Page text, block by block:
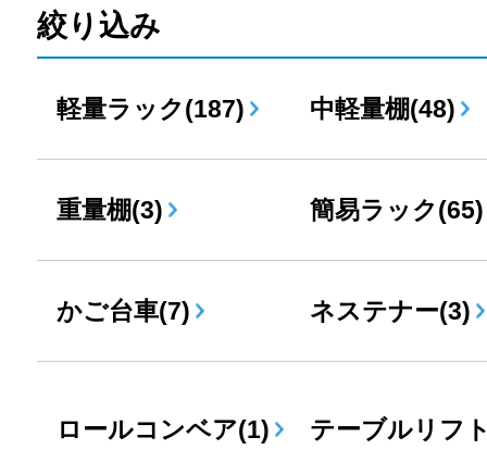
絞り込み
軽量ラック(187) 中軽量棚(48)
重量棚(3) 簡易ラック(65)
かご台車(7) ネステナー(3)
ロールコンベア(1) テーブルリフ